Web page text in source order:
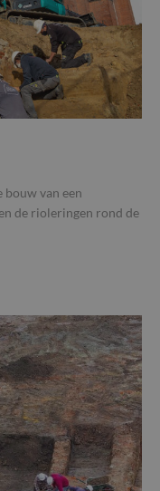
bouw van een
de rioleringen rond de